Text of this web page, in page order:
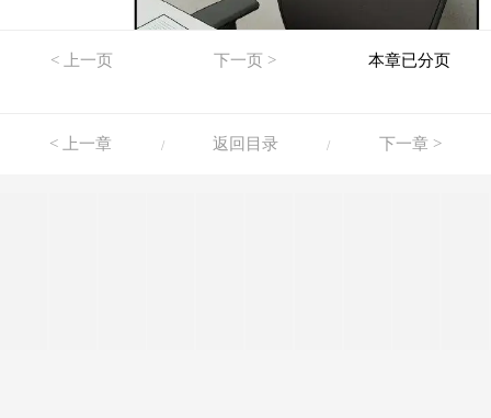
< 上一页 下一页 > 本章已分页
< 上一章 / 返回目录 / 下一章 >